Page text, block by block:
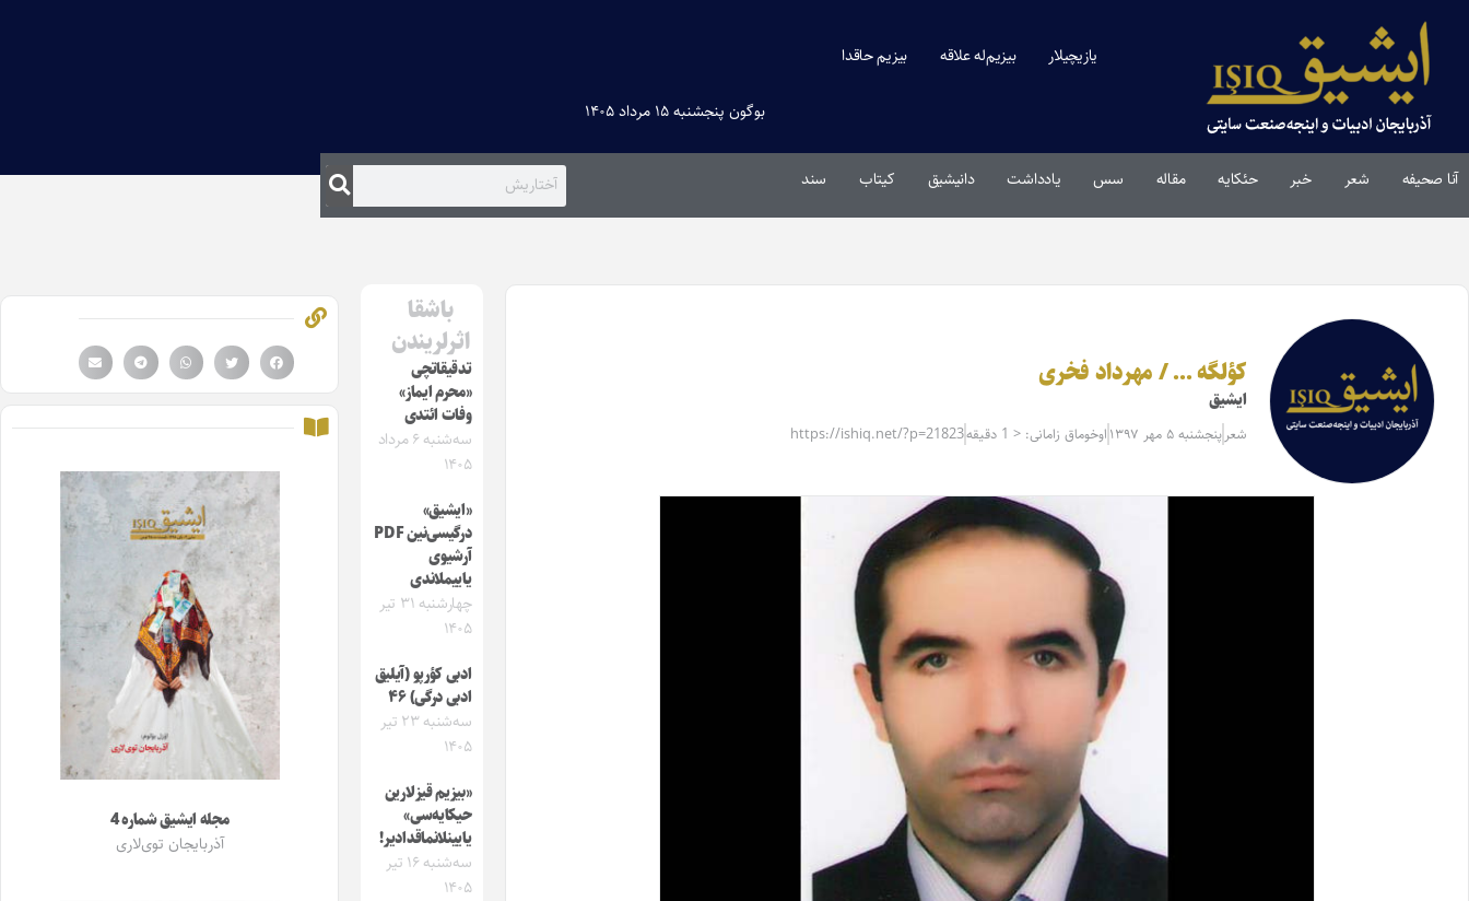
یازیچیلار بیزیم‌له علاقه بیزیم حاقدا
بوگون پنجشنبه ۱۵ مرداد ۱۴۰۵
آنا صحیفه شعر خبر حئکایه مقاله‌ سس یادداشت دانیشیق کیتاب سند
کؤلگه … / مهرداد فخری
ایشیق
شعر پنجشنبه ۵ مهر ۱۳۹۷ اوخوماق زامانی: < 1 دقیقه https://ishiq.net/?p=21823
باشقا
اثرلریندن
تدقیقاتچی
«محرم ایماز»
وفات ائتدی
سه‌شنبه ۶ مرداد
۱۴۰۵
«ایشیق»
درگیسی‌نین PDF
آرشیوی
یاییملاندی
چهارشنبه ۳۱ تیر
۱۴۰۵
ادبی کؤرپو (آیلیق
ادبی درگی) ۴۶
سه‌شنبه ۲۳ تیر
۱۴۰۵
«بیزیم قیزلارین
حیکایه‌سی»
یایینلانماقدادیر!
سه‌شنبه ۱۶ تیر
۱۴۰۵
مجله ایشیق شماره 4
آذربایجان توی‌لاری